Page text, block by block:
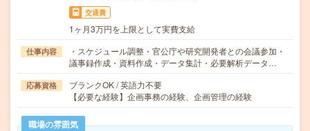
交通費
1ヶ月3万円を上限として実費支給
仕事内容
・スケジュール調整・官公庁や研究開発者との会議参加・
議事録作成・資料作成・データ集計・必要解析データ…
応募資格
ブランクOK / 英語力不要
【必要な経験】企画事務の経験、企画管理の経験
職場の雰囲気